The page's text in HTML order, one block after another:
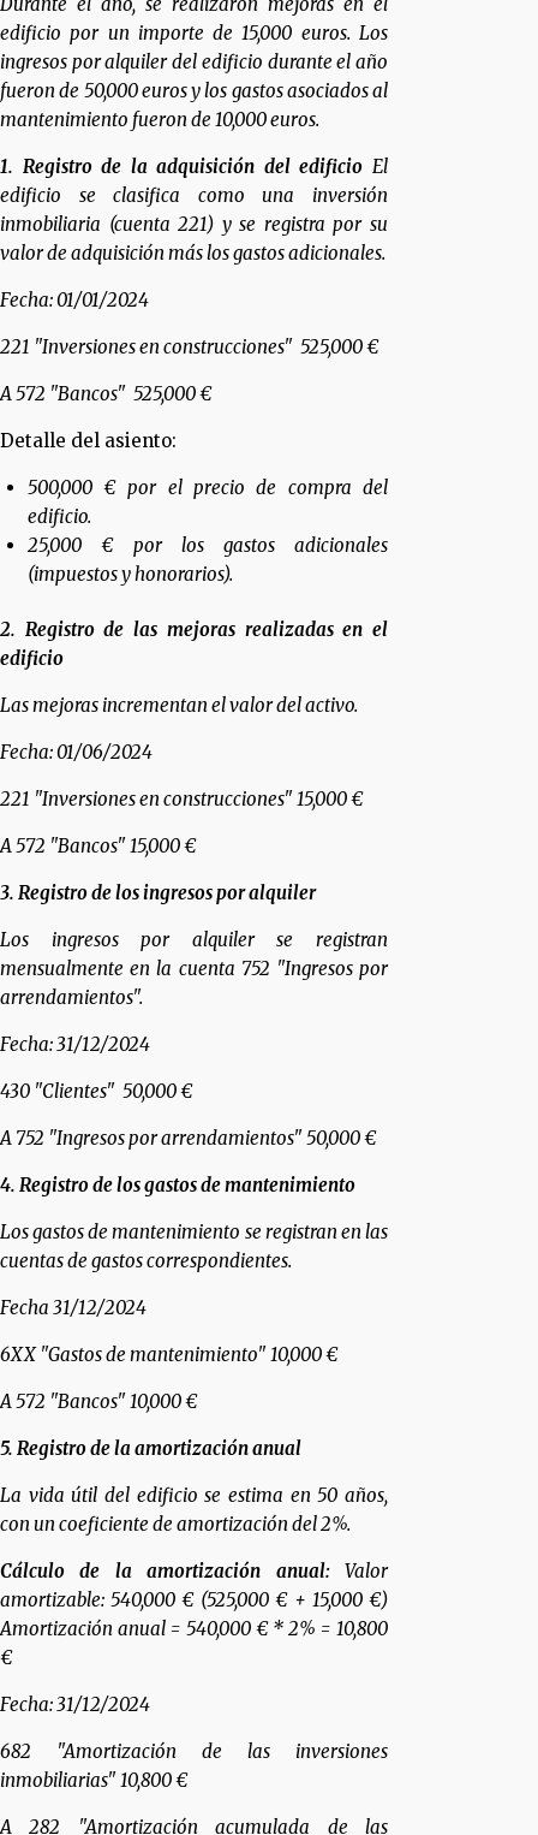
edificio por un importe de 15,000 euros. Los
ingresos por alquiler del edificio durante el año
fueron de 50,000 euros y los gastos asociados al
mantenimiento fueron de 10,000 euros.
1. Registro de la adquisición del edificio El
edificio se clasifica como una inversión
inmobiliaria (cuenta 221) y se registra por su
valor de adquisición más los gastos adicionales.
Fecha: 01/01/2024
221 "Inversiones en construcciones" 525,000 €
A 572 "Bancos" 525,000 €
Detalle del asiento:
500,000 € por el precio de compra del
edificio.
25,000 € por los gastos adicionales
(impuestos y honorarios).
2. Registro de las mejoras realizadas en el
edificio
Las mejoras incrementan el valor del activo.
Fecha: 01/06/2024
221 "Inversiones en construcciones" 15,000 €
A 572 "Bancos" 15,000 €
3. Registro de los ingresos por alquiler
Los ingresos por alquiler se registran
mensualmente en la cuenta 752 "Ingresos por
arrendamientos".
Fecha: 31/12/2024
430 "Clientes" 50,000 €
A 752 "Ingresos por arrendamientos" 50,000 €
4. Registro de los gastos de mantenimiento
Los gastos de mantenimiento se registran en las
cuentas de gastos correspondientes.
Fecha 31/12/2024
6XX "Gastos de mantenimiento" 10,000 €
A 572 "Bancos" 10,000 €
5. Registro de la amortización anual
La vida útil del edificio se estima en 50 años,
con un coeficiente de amortización del 2%.
Cálculo de la amortización anual:Valor
amortizable: 540,000 € (525,000 € + 15,000 €)
Amortización anual = 540,000 € * 2% = 10,800
€
Fecha: 31/12/2024
682 "Amortización de las inversiones
inmobiliarias" 10,800 €
A 282 "Amortización acumulada de las